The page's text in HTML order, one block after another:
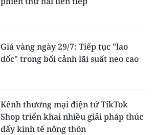
Giá vàng ngày 29/7: Tiếp tục "lao
dốc" trong bối cảnh lãi suất neo cao
Kênh thương mại điện tử TikTok
Shop triển khai nhiều giải pháp thúc
đẩy kinh tế nông thôn